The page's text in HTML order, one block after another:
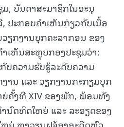
, ບັນດາສະມາຊິກໃນອະນຸ
ປະກອບຄຳເຫັນກ່ຽວກັບເນື້ອ
ວຽກງານບຸກຄະລາກອນ ຂອງ
ເຫັນສະຫຼຸບກອງປະຊຸມວ່າ:
ບຄວາມຮັບຮູ້ລະດັບຄວາມ
ານ ແລະ ວຽກງານກະກຽມບຸກ
ຄັ້ງທີ XIV ຂອງພັກ, ພ້ອມທັງ
ດທິດໃຫຍ່ ແລະ ລະອຽດຂອງ